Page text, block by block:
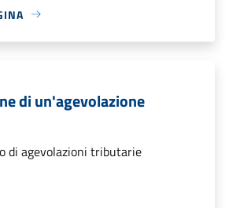
di un'agevolazione
di agevolazioni tributarie